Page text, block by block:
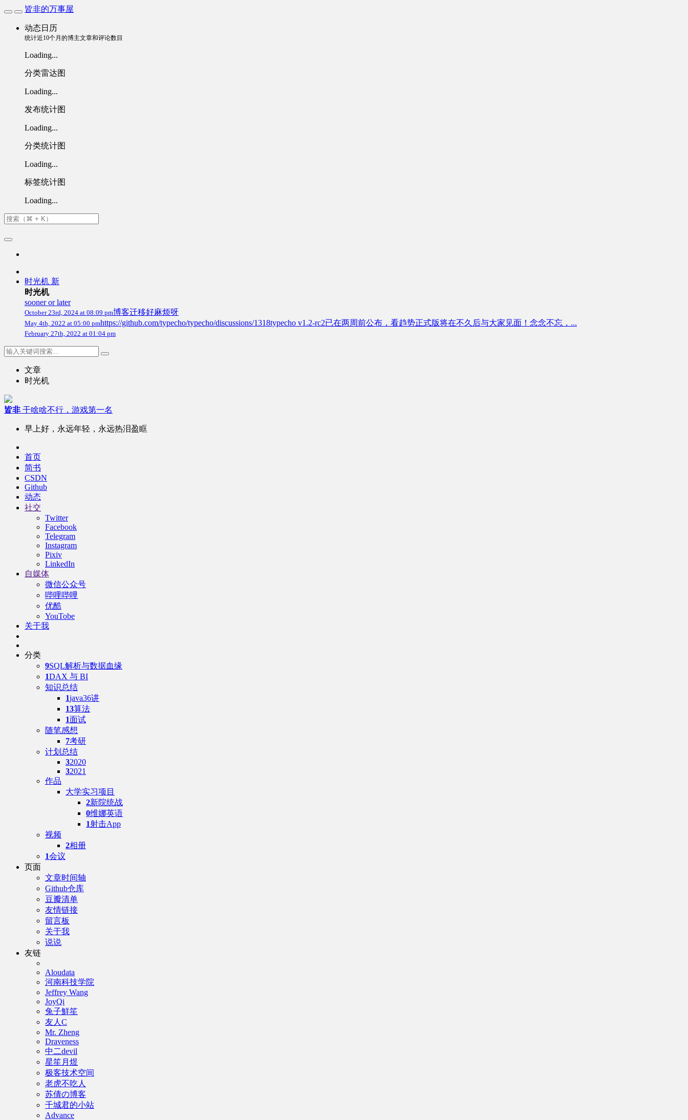
皆非的万事屋
动态日历
统计近10个月的博主文章和评论数目
Loading...
分类雷达图
Loading...
发布统计图
Loading...
分类统计图
Loading...
标签统计图
Loading...
时光机 新
时光机
sooner or later
October 23rd, 2024 at 08:09 pm博客迁移好麻烦呀
May 4th, 2022 at 05:00 pmhttps://github.com/typecho/typecho/discussions/1318typecho v1.2-rc2已在两周前公布，看趋势正式版将在不久后与大家见面！念念不忘，...
February 27th, 2022 at 01:04 pm
文章
时光机
皆非 干啥啥不行，游戏第一名
早上好，永远年轻，永远热泪盈眶
首页
简书
CSDN
Github
动态
社交
Twitter
Facebook
Telegram
Instagram
Pixiv
LinkedIn
自媒体
微信公众号
哔哩哔哩
优酷
YouTobe
关于我
分类
9SQL解析与数据血缘
1DAX 与 BI
知识总结
1java36讲
13算法
1面试
随笔感想
7考研
计划总结
32020
32021
作品
大学实习项目
2新院统战
0维娜英语
1射击App
视频
2相册
1会议
页面
文章时间轴
Github仓库
豆瓣清单
友情链接
留言板
关于我
说说
友链
Aloudata
河南科技学院
Jeffrey Wang
JoyQi
兔子鮮笙
友人C
Mr. Zheng
Draveness
中二devil
星笙月煜
极客技术空间
老虎不吃人
苏倩の博客
千城君的小站
Advance